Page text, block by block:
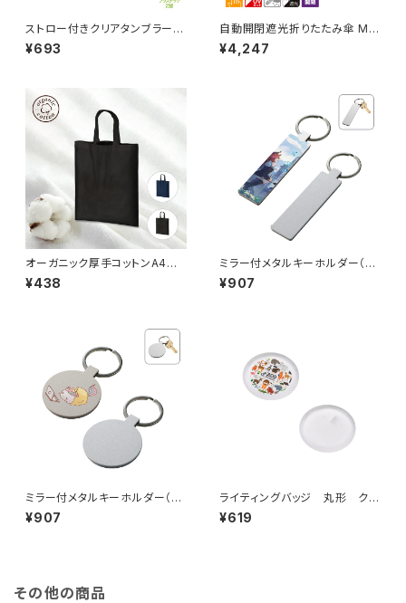
ストロー付きクリアタンブラー
MG
¥693
自動開閉遮光折りたたみ傘 MG
（スムーズ収納タイプ）
¥4,247
オーガニック厚手コットンA4フラ
ットバッグ MG
¥438
ミラー付メタルキーホルダー（ス
¥907
ミラー付メタルキーホルダー（ラ
ウンド） マットシルバー MG
¥907
ライティングバッジ 丸形 クリ
ア MG
¥619
その他の商品